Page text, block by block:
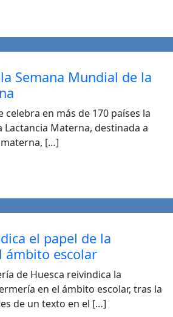
Semana Mundial de la
celebra en más de 170 países la
Lactancia Materna, destinada a
[…]
el papel de la
ámbito escolar
de Huesca reivindica la
en el ámbito escolar, tras la
de un texto en el […]